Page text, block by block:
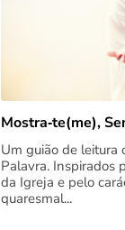
Mostra‑te(me),
Um guião de leitura
Palavra. Inspirados
da Igreja e pelo
quaresmal...